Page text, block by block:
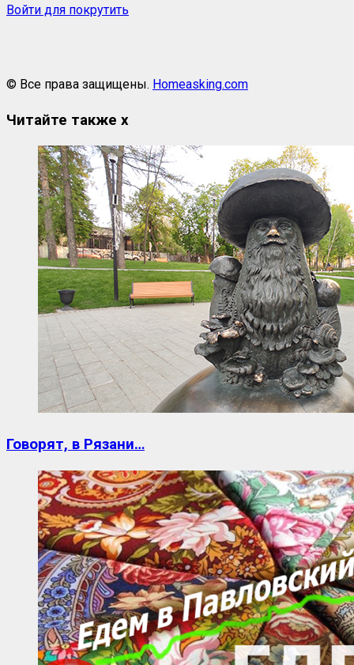
Войти для покрутить
© Все права защищены. Homeasking.com
Читайте также x
Говорят, в Рязани…